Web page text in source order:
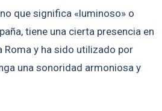
que significa «luminoso» o
tiene una cierta presencia en
Roma y ha sido utilizado por
una sonoridad armoniosa y